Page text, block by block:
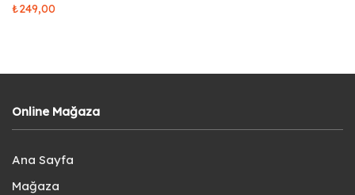
₺249,00
Online Mağaza
Ana Sayfa
Mağaza